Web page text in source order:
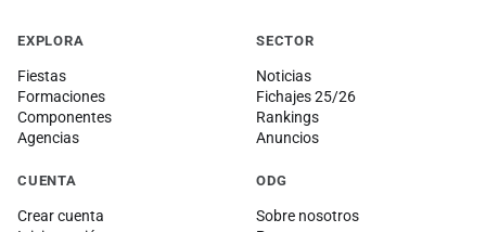
EXPLORA
Fiestas
Formaciones
Componentes
Agencias
SECTOR
Noticias
Fichajes 25/26
Rankings
Anuncios
CUENTA
Crear cuenta
ODG
Sobre nosotros